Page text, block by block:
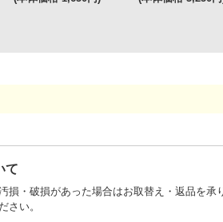
て
・破損があった場合はお取替え・返品を承
さい。